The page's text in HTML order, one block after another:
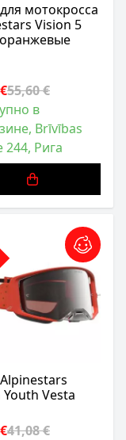
мотокросса
Vision 5
55,60 €
в
Brīvības
244, Рига
Vesta
41,08 €